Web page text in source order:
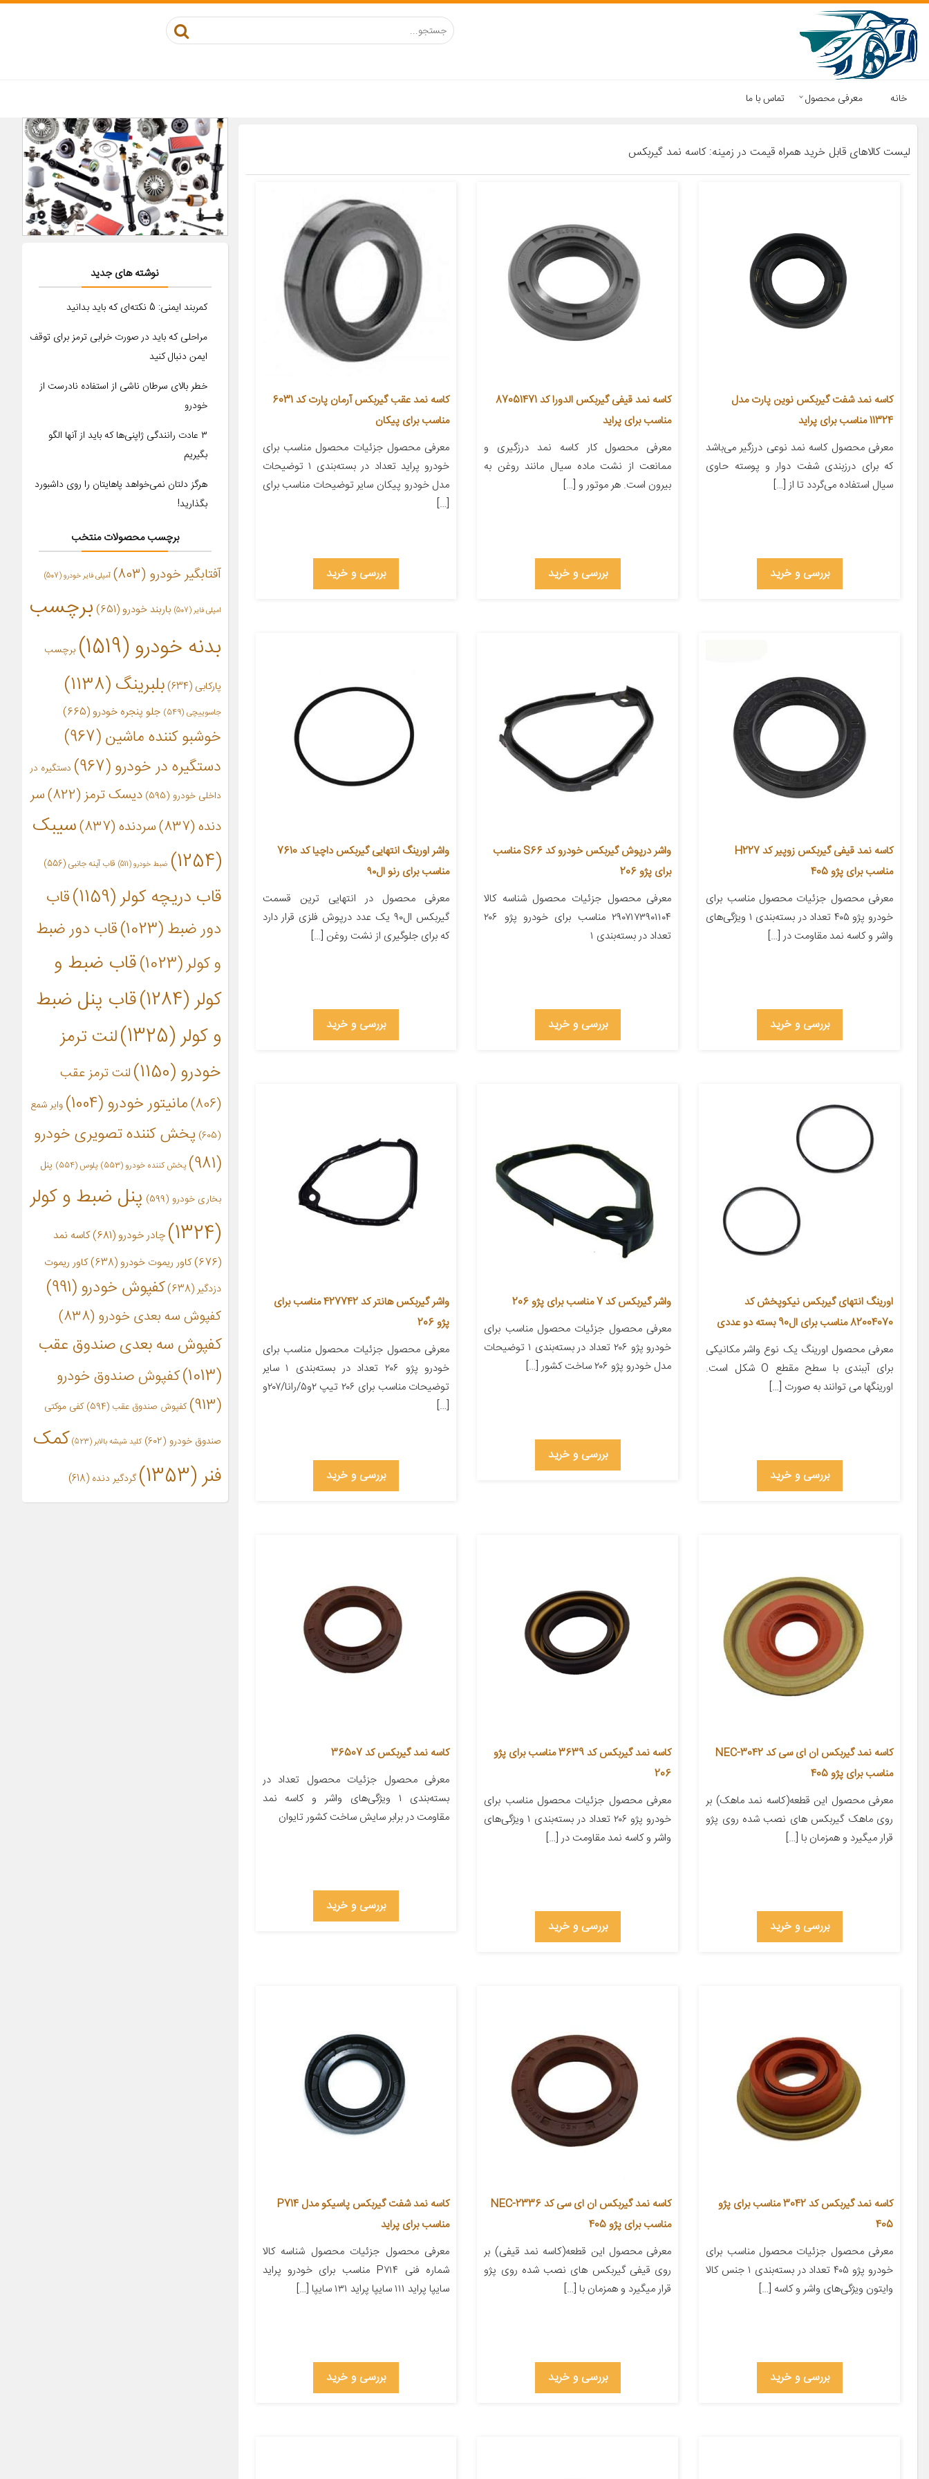
خانه معرفی محصول تماس با ما
لیست کالاهای قابل خرید همراه قیمت در زمینه: کاسه نمد گیربکس
کاسه نمد شفت گیربکس نوین پارت مدل
11324 مناسب برای پراید
معرفی محصول کاسه نمد نوعی درزگیر می‌باشد
که برای درزبندی شفت دوار و پوسته حاوی
سیال استفاده می‌گردد تا از […]
بررسی و خرید
کاسه نمد قیفی گیربکس الدورا کد 87051471
مناسب برای پراید
معرفی محصول کار کاسه نمد درزگیری و
ممانعت از نشت ماده سیال مانند روغن به
بیرون است. هر موتور و […]
بررسی و خرید
کاسه نمد عقب گیربکس آرمان پارت کد 6031
مناسب برای پیکان
معرفی محصول جزئیات محصول مناسب برای
خودرو پراید تعداد در بسته‌بندی ۱ توضیحات
مدل خودرو پیکان سایر توضیحات مناسب برای
[…]
بررسی و خرید
کاسه نمد قیفی گیربکس زوپیر کد H227
مناسب برای پژو 405
معرفی محصول جزئیات محصول مناسب برای
خودرو پژو ۴۰۵ تعداد در بسته‌بندی ۱ ویژگی‌های
واشر و کاسه نمد مقاومت در […]
بررسی و خرید
واشر درپوش گیربکس خودرو کد S66 مناسب
برای پژو 206
معرفی محصول جزئیات محصول شناسه کالا
۲۹۰۷۱۷۳۹۰۱۱۰۴ مناسب برای خودرو پژو ۲۰۶
تعداد در بسته‌بندی ۱
بررسی و خرید
واشر اورینگ انتهایی گیربکس داچیا کد 7610
مناسب برای رنو ال۹۰
معرفی محصول در انتهایی ترین قسمت
گیربکس ال۹۰ یک عدد درپوش فلزی قرار دارد
که برای جلوگیری از نشت روغن […]
بررسی و خرید
اورینگ انتهای گیربکس نیکوپخش کد
82004070 مناسب برای ال90 بسته دو عددی
معرفی محصول اورینگ یک نوع واشر مکانیکی
برای آببندی با سطح مقطع O شکل است.
اورینگها می توانند به صورت […]
بررسی و خرید
واشر گیربکس کد 7 مناسب برای پژو 206
معرفی محصول جزئیات محصول مناسب برای
خودرو پژو ۲۰۶ تعداد در بسته‌بندی ۱ توضیحات
مدل خودرو پژو ۲۰۶ ساخت کشور […]
بررسی و خرید
واشر گیربکس هانتر کد 427742 مناسب برای
پژو 206
معرفی محصول جزئیات محصول مناسب برای
خودرو پژو ۲۰۶ تعداد در بسته‌بندی ۱ سایر
توضیحات مناسب برای ۲۰۶ تیپ ۲و۵/رانا/۲۰۷و
[…]
بررسی و خرید
کاسه نمد گیربکس ان ای سی کد NEC-3042
مناسب برای پژو 405
معرفی محصول این قطعه(کاسه نمد ماهک) بر
روی ماهک گیربکس های نصب شده روی پژو
قرار میگیرد و همزمان با […]
بررسی و خرید
کاسه نمد گیربکس کد 3639 مناسب برای پژو
206
معرفی محصول جزئیات محصول مناسب برای
خودرو پژو ۲۰۶ تعداد در بسته‌بندی ۱ ویژگی‌های
واشر و کاسه نمد مقاومت در […]
بررسی و خرید
کاسه نمد گیربکس کد 36507
معرفی محصول جزئیات محصول تعداد در
بسته‌بندی ۱ ویژگی‌های واشر و کاسه نمد
مقاومت در برابر سایش ساخت کشور تایوان
بررسی و خرید
کاسه نمد گیربکس کد 3042 مناسب برای پژو
405
معرفی محصول جزئیات محصول مناسب برای
خودرو پژو ۴۰۵ تعداد در بسته‌بندی ۱ جنس کالا
وایتون ویژگی‌های واشر و کاسه […]
بررسی و خرید
کاسه نمد گیربکس ان ای سی کد NEC-2336
مناسب برای پژو 405
معرفی محصول این قطعه(کاسه نمد قیفی) بر
روی قیفی گیربکس های نصب شده روی پژو
قرار میگیرد و همزمان با […]
بررسی و خرید
کاسه نمد شفت گیربکس پاسیکو مدل P714
مناسب برای پراید
معرفی محصول جزئیات محصول شناسه کالا
شماره فنی P۷۱۴ مناسب برای خودرو پراید
سایپا پراید ۱۱۱ سایپا پراید ۱۳۱ سایپا […]
بررسی و خرید
نوشته های جدید
کمربند ایمنی: 5 نکته‌ای که باید بدانید
مراحلی که باید در صورت خرابی ترمز برای توقف
ایمن دنبال کنید
خطر بالای سرطان ناشی از استفاده نادرست از
خودرو
۳ عادت رانندگی ژاپنی‌ها که باید از آنها الگو
بگیریم
هرگز دلتان نمی‌خواهد پاهایتان را روی داشبورد
بگذارید!
برچسب محصولات منتخب
آفتابگیر خودرو (803) آمپلی فایر خودرو(507)
امپلی فایر (507) باربند خودرو(651)
برچسب
بدنه خودرو(1519) برچسب
پارکابی (634) بلبرینگ(1138)
جاسوییچی (549) جلو پنجره خودرو (665)
خوشبو کننده ماشین(967)
دستگیره در خودرو(967)
دستگیره در
داخلی خودرو (595) دیسک ترمز(822)
سر
دنده(837) سردنده(837)
سیبک
(1254)
ضبط خودرو(511) قاب آینه جانبی (556)
قاب دریچه کولر(1159)
قاب
دور ضبط(1023)
قاب دور ضبط
و کولر(1023)
قاب ضبط و
کولر(1284)
قاب پنل ضبط
و کولر(1325)
لنت ترمز
خودرو(1150)
لنت ترمز عقب
(806)
مانیتور خودرو(1004)
وایر شمع
(605)
پخش کننده تصویری خودرو
(981)
پخش کننده خودرو(553) پلوس(554) پنل
بخاری خودرو (599)
پنل ضبط و کولر
(1324)
چادر خودرو (681)
کاسه نمد
(676)
کاور ریموت خودرو(638)
کاور ریموت
دزدگیر(638) کفپوش خودرو(991)
کفپوش سه بعدی خودرو (838)
کفپوش سه بعدی صندوق عقب
(1013)
کفپوش صندوق خودرو
(913)
کفپوش صندوق عقب (594) کفی موکتی
صندوق خودرو (602) کلید شیشه بالابر(523)
کمک
فنر(1353) گردگیر دنده (618)